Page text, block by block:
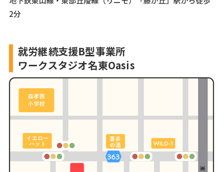
2分
就労継続支援B型事業所
ワークスタジオ名東Oasis